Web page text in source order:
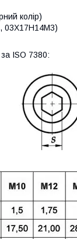
колір)
03Х17Н14М3)
за ISO 7380: